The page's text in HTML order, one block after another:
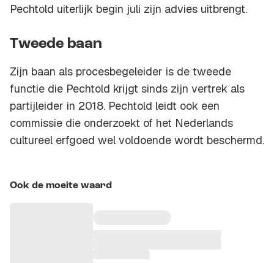
Pechtold uiterlijk begin juli zijn advies uitbrengt.
Tweede baan
Zijn baan als procesbegeleider is de tweede
functie die Pechtold krijgt sinds zijn vertrek als
partijleider in 2018. Pechtold leidt ook een
commissie die onderzoekt of het Nederlands
cultureel erfgoed wel voldoende wordt beschermd.
Ook de moeite waard